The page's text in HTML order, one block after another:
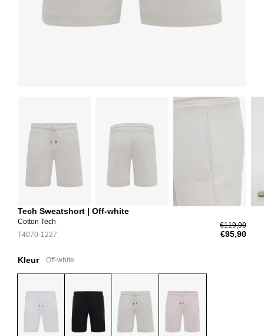
Tech Sweatshort | Off-white
Cotton Tech
T4070-1227
€119,90
€95,90
Kleur Off-white